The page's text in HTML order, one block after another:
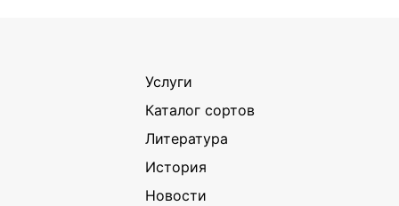
Услуги
Каталог сортов
Литература
История
Новости